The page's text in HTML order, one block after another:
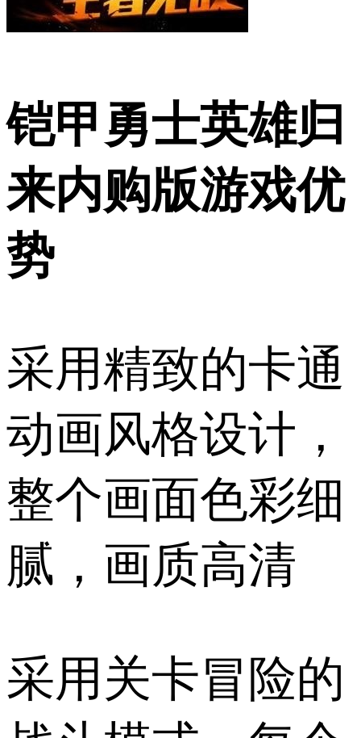
铠甲勇士英雄归
来内购版游戏优
势
采用精致的卡通
动画风格设计，
整个画面色彩细
腻，画质高清
采用关卡冒险的